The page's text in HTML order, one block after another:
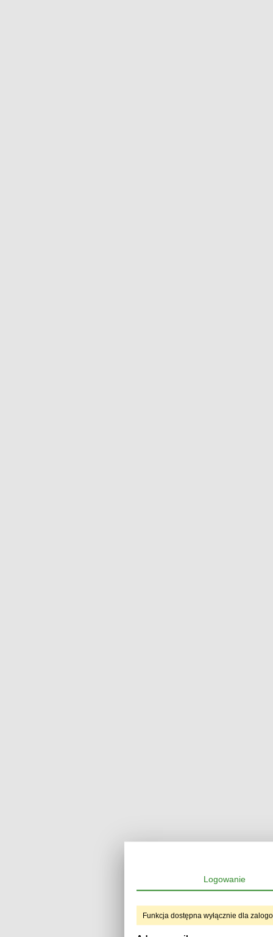
Logowanie
Funkcja dostępna wyłącznie dla